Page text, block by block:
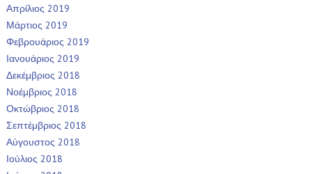
Απρίλιος 2019
Μάρτιος 2019
Φεβρουάριος 2019
Ιανουάριος 2019
Δεκέμβριος 2018
Νοέμβριος 2018
Οκτώβριος 2018
Σεπτέμβριος 2018
Αύγουστος 2018
Ιούλιος 2018